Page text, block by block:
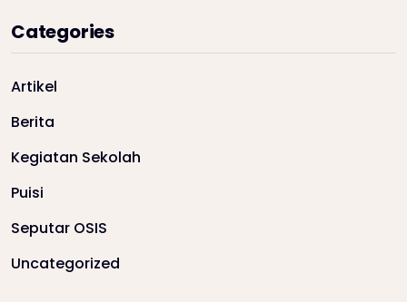
Categories
Artikel
Berita
Kegiatan Sekolah
Puisi
Seputar OSIS
Uncategorized